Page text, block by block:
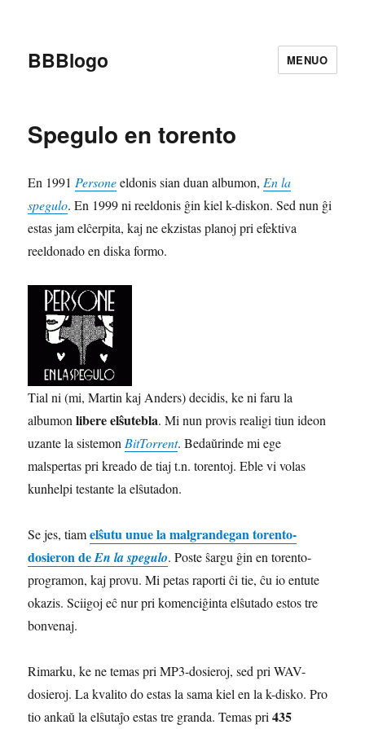
BBBlogo MENUO
Spegulo en torento
En 1991 Personeeldonis sian duan albumon, En la
spegulo. En 1999 ni reeldonis ĝin kiel k-diskon. Sed nun ĝi
estas jam elĉerpita, kaj ne ekzistas planoj pri efektiva
reeldonado en diska formo.
Tial ni (mi, Martin kaj Anders) decidis, ke ni faru la
albumonlibere elŝutebla. Mi nun provis realigi tiun ideon
uzante la sistemon BitTorrent. Bedaŭrinde mi ege
malspertas pri kreado de tiaj t.n. torentoj. Eble vi volas
kunhelpi testante la elŝutadon.
Se jes, tiamelŝutu unue la malgrandegan torento-
dosieron deEn la spegulo. Poste ŝargu ĝin en torento-
programon, kaj provu. Mi petas raporti ĉi tie, ĉu io entute
okazis. Sciigoj eĉ nur pri komenciĝinta elŝutado estos tre
bonvenaj.
Rimarku, ke ne temas pri MP3-dosieroj, sed pri WAV-
dosieroj. La kvalito do estas la sama kiel en la k-disko. Pro
tio ankaŭ la elŝutaĵo estas tre granda. Temas pri435